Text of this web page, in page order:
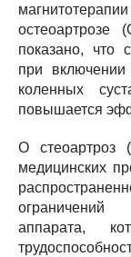
остеоартрозе
показано, что
при
коленных
повышается
О стеоартроз
медицинских
ограничений
аппарата,